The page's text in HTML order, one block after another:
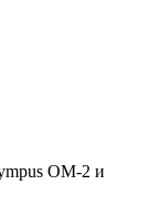
OM-2 и